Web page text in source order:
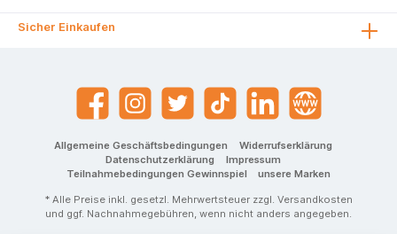
Sicher Einkaufen
Allgemeine Geschäftsbedingungen
Widerrufserklärung
Datenschutzerklärung
Impressum
Teilnahmebedingungen Gewinnspiel
unsere Marken
* Alle Preise inkl. gesetzl. Mehrwertsteuer zzgl. Versandkosten
und ggf. Nachnahmegebühren, wenn nicht anders angegeben.